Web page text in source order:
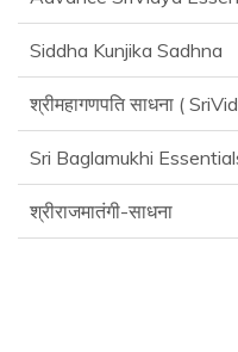
Siddha Kunjika Sadhna
श्रीमहागणपति साधना (
Sri Baglamukhi
श्रीराजमातंगी-साधना
Advance SriVidya